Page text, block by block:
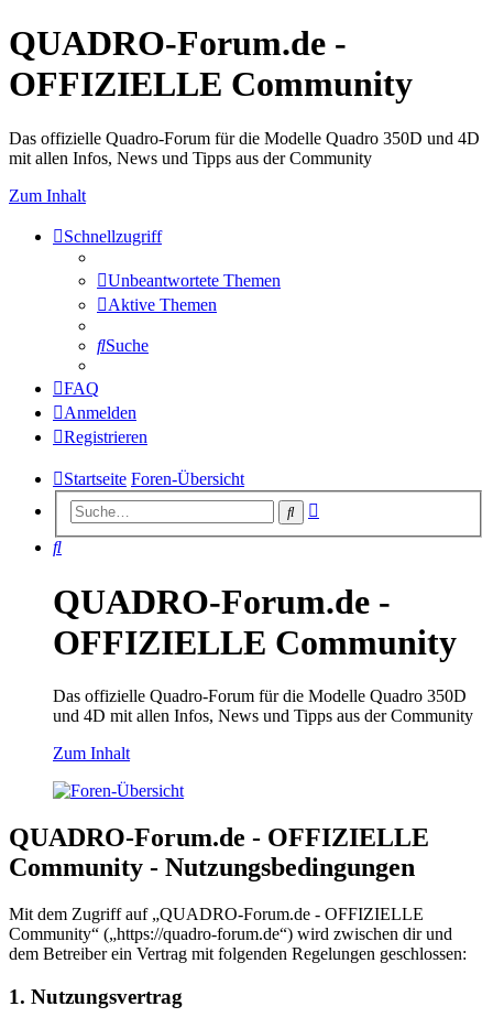
QUADRO-Forum.de -
OFFIZIELLE Community
Das offizielle Quadro-Forum für die Modelle Quadro 350D und 4D
mit allen Infos, News und Tipps aus der Community
Zum Inhalt
Schnellzugriff
Unbeantwortete Themen
Aktive Themen
Suche
FAQ
Anmelden
Registrieren
Startseite Foren-Übersicht
Suche
Suche
QUADRO-Forum.de -
OFFIZIELLE Community
Das offizielle Quadro-Forum für die Modelle Quadro 350D
und 4D mit allen Infos, News und Tipps aus der Community
Zum Inhalt
QUADRO-Forum.de - OFFIZIELLE
Community - Nutzungsbedingungen
Mit dem Zugriff auf „QUADRO-Forum.de - OFFIZIELLE
Community“ („https://quadro-forum.de“) wird zwischen dir und
dem Betreiber ein Vertrag mit folgenden Regelungen geschlossen:
1. Nutzungsvertrag